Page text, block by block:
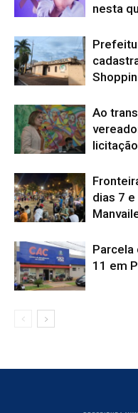
nesta
Ao
dias 7
Parcela
11 em